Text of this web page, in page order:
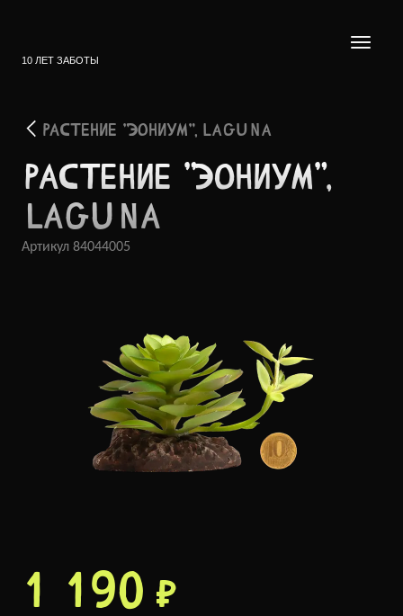
10 ЛЕТ ЗАБОТЫ
РАСТЕНИЕ "ЭОНИУМ", LAGUNA
РАСТЕ­НИЕ "ЭОНИ­УМ",
LAGUNA
Артикул 84044005
1 190 ₽